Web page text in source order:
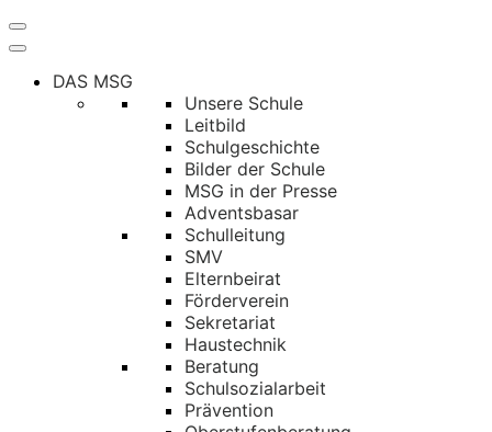
Navigation
umschalten
DAS MSG
Unsere Schule
Leitbild
Schulgeschichte
Bilder der Schule
MSG in der Presse
Adventsbasar
Schulleitung
SMV
Elternbeirat
Förderverein
Sekretariat
Haustechnik
Beratung
Schulsozialarbeit
Prävention